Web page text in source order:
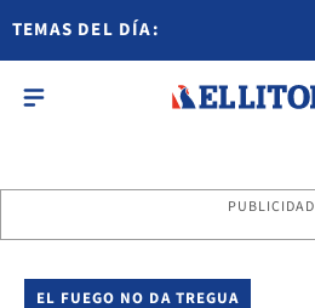
TEMAS DEL DÍA:
PUBLICIDAD
EL FUEGO NO DA TREGUA